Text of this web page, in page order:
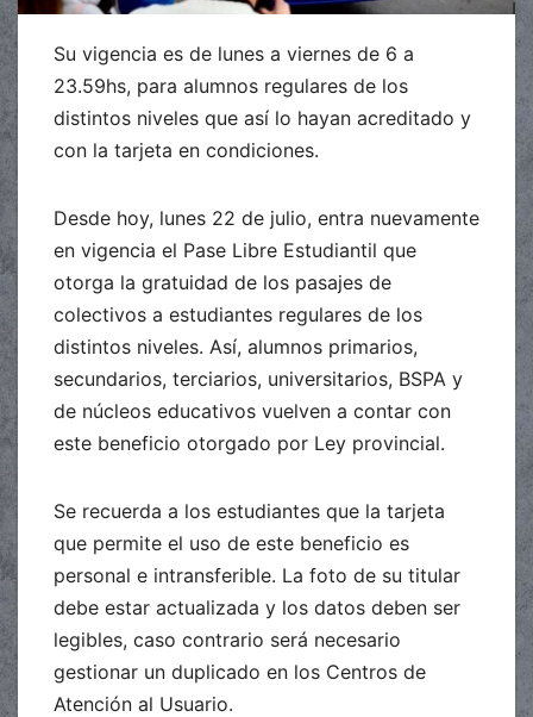
Su vigencia es de lunes a viernes de 6 a
23.59hs, para alumnos regulares de los
distintos niveles que así lo hayan acreditado y
con la tarjeta en condiciones.
Desde hoy, lunes 22 de julio, entra nuevamente
en vigencia el Pase Libre Estudiantil que
otorga la gratuidad de los pasajes de
colectivos a estudiantes regulares de los
distintos niveles. Así, alumnos primarios,
secundarios, terciarios, universitarios, BSPA y
de núcleos educativos vuelven a contar con
este beneficio otorgado por Ley provincial.
Se recuerda a los estudiantes que la tarjeta
que permite el uso de este beneficio es
personal e intransferible. La foto de su titular
debe estar actualizada y los datos deben ser
legibles, caso contrario será necesario
gestionar un duplicado en los Centros de
Atención al Usuario.